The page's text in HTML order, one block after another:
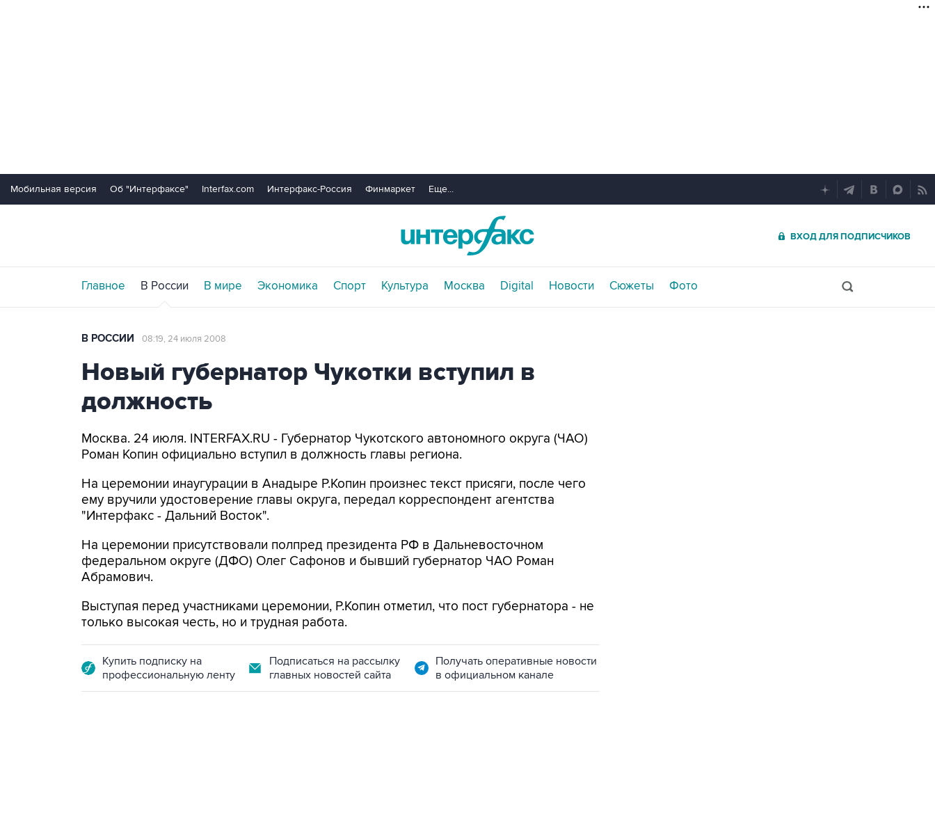
Мобильная версия Об "Интерфаксе" Interfax.com Интерфакс-Россия Финмаркет Еще...
ВХОД ДЛЯ ПОДПИСЧИКОВ
Главное В России В мире Экономика Спорт Культура Москва Digital Новости Сюжеты Фото
В РОССИИ 08:19, 24 июля 2008
Новый губернатор Чукотки вступил в
должность
Москва. 24 июля. INTERFAX.RU - Губернатор Чукотского автономного округа (ЧАО)
Роман Копин официально вступил в должность главы региона.
На церемонии инаугурации в Анадыре Р.Копин произнес текст присяги, после чего
ему вручили удостоверение главы округа, передал корреспондент агентства
"Интерфакс - Дальний Восток".
На церемонии присутствовали полпред президента РФ в Дальневосточном
федеральном округе (ДФО) Олег Сафонов и бывший губернатор ЧАО Роман
Абрамович.
Выступая перед участниками церемонии, Р.Копин отметил, что пост губернатора - не
только высокая честь, но и трудная работа.
Купить подписку на
профессиональную ленту
Подписаться на рассылку
главных новостей сайта
Получать оперативные новости
в официальном канале